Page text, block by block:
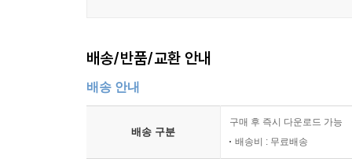
배송/반품/교환 안내
배송 안내
배송 구분
구매 후 즉시 다운로드 가능
배송비 : 무료배송